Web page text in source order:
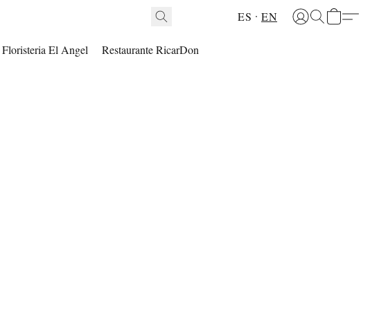
ES EN
Floristeria El Angel Restaurante RicarDon